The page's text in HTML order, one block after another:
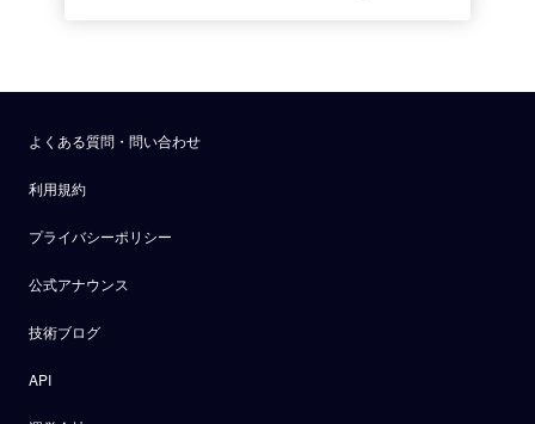
よくある質問・問い合わせ
利用規約
プライバシーポリシー
公式アナウンス
技術ブログ
API